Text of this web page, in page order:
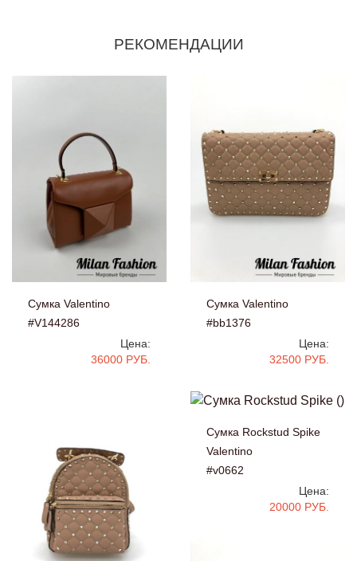
РЕКОМЕНДАЦИИ
Сумка Valentino
#V144286
Цена:
36000 РУБ.
Сумка Valentino
#bb1376
Цена:
32500 РУБ.
Сумка Rockstud Spike
Valentino
#v0662
Цена:
20000 РУБ.